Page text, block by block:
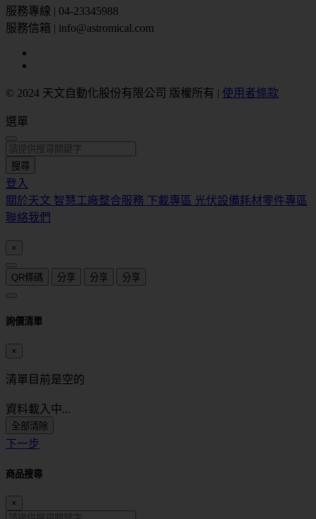
服務專線 | 04-23345988
服務信箱 | info@astromical.com
© 2024 天文自動化股份有限公司 版權所有 | 使用者條款
選單
搜尋
登入
關於天文 智慧工廠整合服務 下載專區 光伏設備耗材零件專區
聯絡我們
×
QR條碼 分享 分享 分享
詢價清單
×
清單目前是空的
資料載入中...
全部清除
下一步
商品搜尋
×